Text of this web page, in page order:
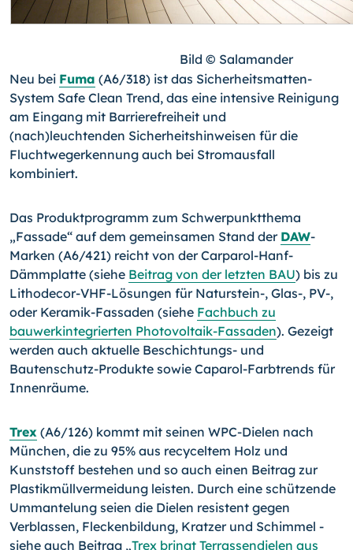
Bild © Salamander
Neu bei Fuma (A6/318) ist das Sicherheitsmatten-
System Safe Clean Trend, das eine intensive Reinigung
am Eingang mit Barrierefreiheit und
(nach)leuchtenden Sicherheitshinweisen für die
Fluchtwegerkennung auch bei Stromausfall
kombiniert.
Das Produktprogramm zum Schwerpunktthema
„Fassade“ auf dem gemeinsamen Stand der DAW-
Marken (A6/421) reicht von der Carparol-Hanf-
Dämmplatte (siehe Beitrag von der letzten BAU) bis zu
Lithodecor-VHF-Lösungen für Naturstein-, Glas-, PV-,
oder Keramik-Fassaden (siehe Fachbuch zu
bauwerkintegrierten Photovoltaik-Fassaden). Gezeigt
werden auch aktuelle Beschichtungs- und
Bautenschutz-Produkte sowie Caparol-Farbtrends für
Innenräume.
Trex (A6/126) kommt mit seinen WPC-Dielen nach
München, die zu 95% aus recyceltem Holz und
Kunststoff bestehen und so auch einen Beitrag zur
Plastikmüllvermeidung leisten. Durch eine schützende
Ummantelung seien die Dielen resistent gegen
Verblassen, Fleckenbildung, Kratzer und Schimmel -
siehe auch Beitrag „Trex bringt Terrassendielen aus